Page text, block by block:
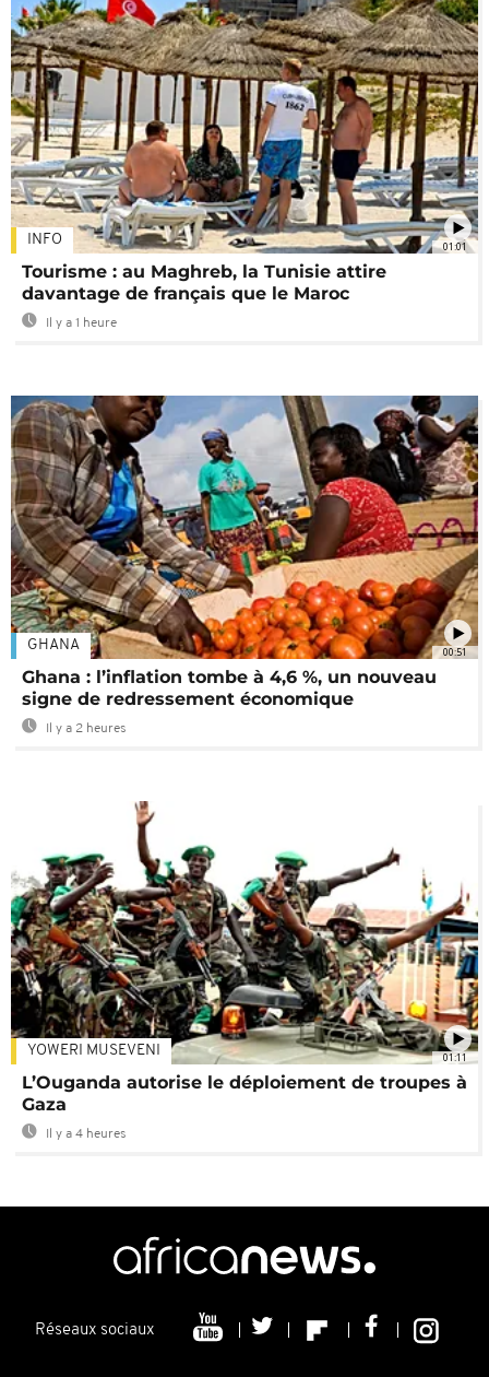
01:01
INFO
Tourisme : au Maghreb, la Tunisie attire
davantage de français que le Maroc
Il y a 1 heure
00:51
GHANA
Ghana : l’inflation tombe à 4,6 %, un nouveau
signe de redressement économique
Il y a 2 heures
01:11
YOWERI MUSEVENI
L’Ouganda autorise le déploiement de troupes à
Gaza
Il y a 4 heures
Réseaux sociaux